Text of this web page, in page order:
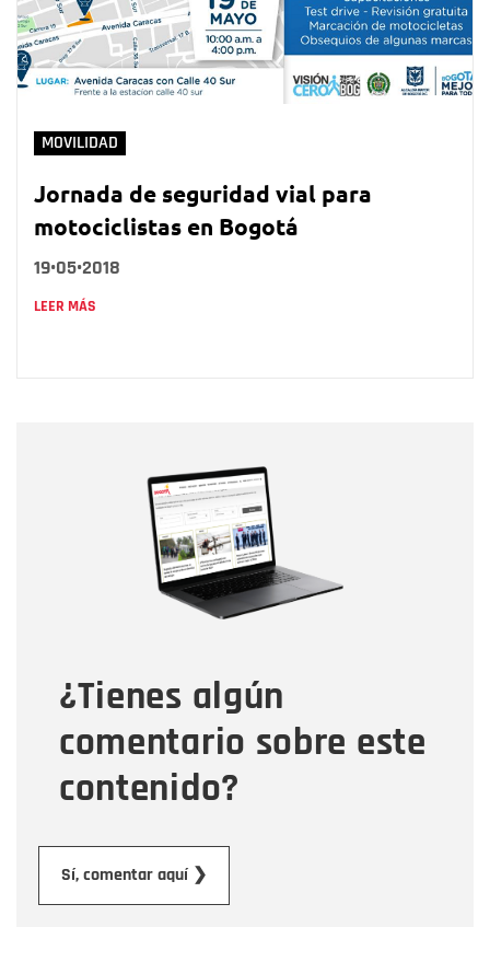
MOVILIDAD
Jornada de seguridad vial para
motociclistas en Bogotá
19•05•2018
LEER MÁS
¿Tienes algún
comentario sobre este
contenido?
Sí, comentar aquí ❯
Correo electrónico
Tipo de comentario
Mensaje